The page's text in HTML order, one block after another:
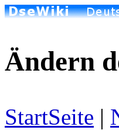
Ändern
StartSeite |